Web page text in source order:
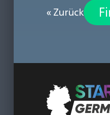
« Zurück